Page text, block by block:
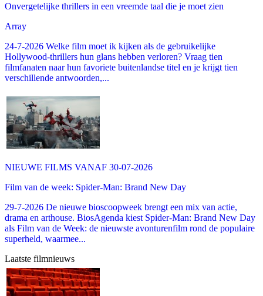
Onvergetelijke thrillers in een vreemde taal die je moet zien
Array
24-7-2026 Welke film moet ik kijken als de gebruikelijke
Hollywood-thrillers hun glans hebben verloren? Vraag tien
filmfanaten naar hun favoriete buitenlandse titel en je krijgt tien
verschillende antwoorden,...
NIEUWE FILMS VANAF 30-07-2026
Film van de week: Spider-Man: Brand New Day
29-7-2026 De nieuwe bioscoopweek brengt een mix van actie,
drama en arthouse. BiosAgenda kiest Spider-Man: Brand New Day
als Film van de Week: de nieuwste avonturenfilm rond de populaire
superheld, waarmee...
Laatste filmnieuws